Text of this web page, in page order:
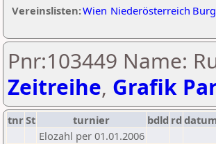
Vereinslisten:Wien Niederösterreich
Pnr:103449 Name:
Zeitreihe, Grafik
tnrSt turnier bdld rd
Elozahl per 01.01.2006